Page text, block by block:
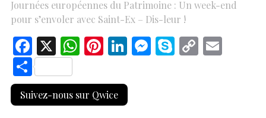
Journées européennes du Patrimoine : Un week-end
pour s’envoler avec Saint-Ex – Dis-leur !
F
ac
e
b
X W
at
s
Pi
er
es
Li
k
e
M S C
S
h
ar
Suivez-nous sur Qwice